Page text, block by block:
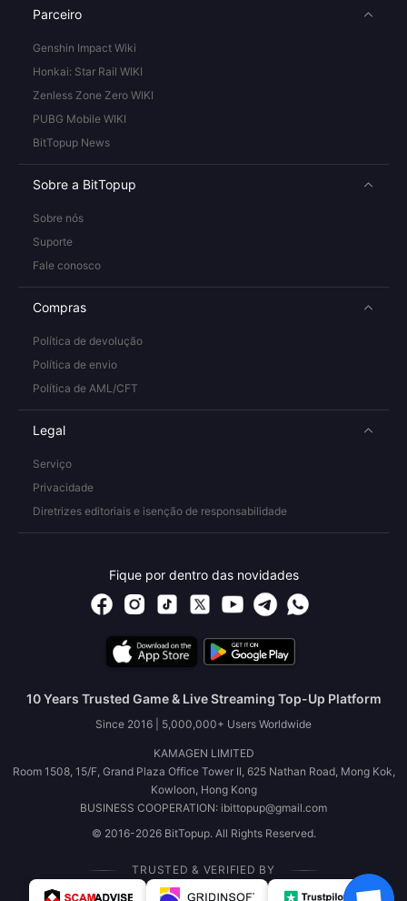
Parceiro
Genshin Impact Wiki
Honkai: Star Rail WIKI
Zenless Zone Zero WIKI
PUBG Mobile WIKI
BitTopup News
Sobre a BitTopup
Sobre nós
Suporte
Fale conosco
Compras
Política de devolução
Política de envio
Política de AML/CFT
Legal
Serviço
Privacidade
Diretrizes editoriais e isenção de responsabilidade
Fique por dentro das novidades
10 Years Trusted Game & Live Streaming Top-Up Platform
Since 2016 | 5,000,000+ Users Worldwide
KAMAGEN LIMITED
Room 1508, 15/F, Grand Plaza Office Tower II, 625 Nathan Road, Mong Kok,
Kowloon, Hong Kong
BUSINESS COOPERATION: ibittopup@gmail.com
© 2016-2026 BitTopup. All Rights Reserved.
TRUSTED & VERIFIED BY